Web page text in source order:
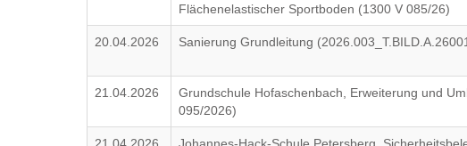
Flächenelastischer Sportboden (1300 V 085/26)
20.04.2026 Sanierung Grundleitung
21.04.2026
Grundschule Hofaschenbach, Erweiterung und
095/2026)